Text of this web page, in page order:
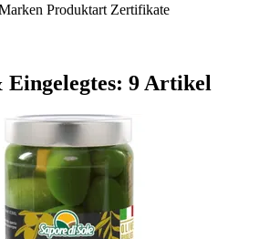
Produktart Zertifikate
Eingelegtes: 9 Artikel